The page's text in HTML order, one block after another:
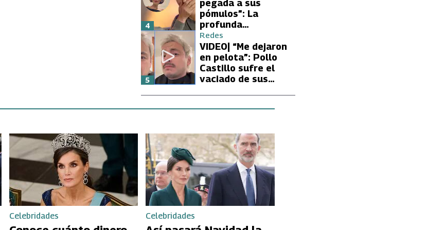
Arroyo
pegada a sus
pómulos”: La
profunda
preocupación de
Fran García-
Huidobro por la
extrema delgadez
de Kathy Orellana
4
Redes
VIDEO| “Me dejaron
en pelota”: Pollo
Castillo sufre el
vaciado de sus
5
Celebridades Celebridades